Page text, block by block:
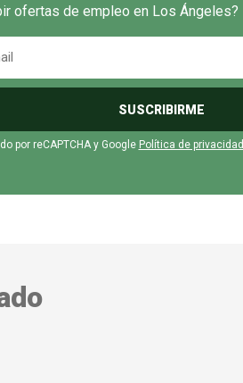
ofertas de empleo en Los Ángeles?
SUSCRIBIRME
por reCAPTCHA y Google Política de privacidad